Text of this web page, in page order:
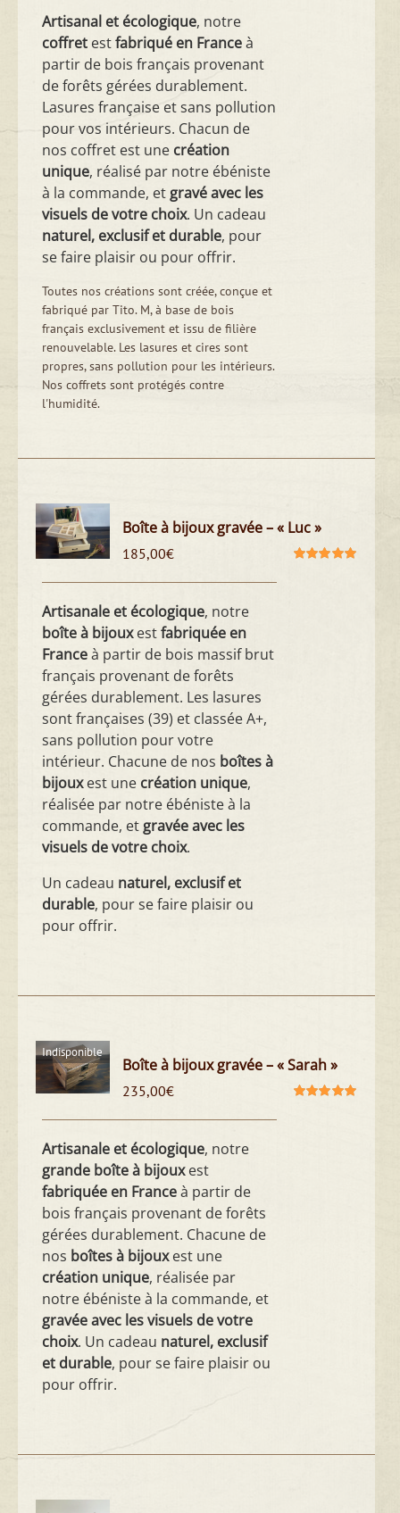
Artisanal et écologique, notre
coffret estfabriqué en Franceà
partir de bois français provenant
de forêts gérées durablement.
Lasures française et sans pollution
pour vos intérieurs. Chacun de
nos coffret est une création
unique, réalisé par notre ébéniste
à la commande, et gravé avec les
visuels de votre choix. Un cadeau
naturel, exclusif et durable, pour
se faire plaisir ou pour offrir.
Toutes nos créations sont créée, conçue et
fabriqué par Tito. M, à base de bois
français exclusivement et issu de filière
renouvelable. Les lasures et cires sont
propres, sans pollution pour les intérieurs.
Nos coffrets sont protégés contre
l'humidité.
Boîte à bijoux gravée – « Luc »
185,00€
Artisanale et écologique, notre
boîte à bijouxestfabriquée en
Franceà partir de bois massif brut
français provenant de forêts
gérées durablement. Les lasures
sont françaises (39) et classée A+,
sans pollution pour votre
intérieur. Chacune de nos boîtes à
bijouxest une création unique,
réalisée par notre ébéniste à la
commande, et gravée avec les
visuels de votre choix.
Un cadeau naturel, exclusif et
durable, pour se faire plaisir ou
pour offrir.
Indisponible
Boîte à bijoux gravée – « Sarah »
235,00€
Artisanale et écologique, notre
grande boîte à bijouxest
fabriquée en Franceà partir de
bois français provenant de forêts
gérées durablement. Chacune de
nos boîtes à bijouxest une
création unique, réalisée par
notre ébéniste à la commande, et
gravée avec les visuels de votre
choix. Un cadeau naturel, exclusif
et durable, pour se faire plaisir ou
pour offrir.